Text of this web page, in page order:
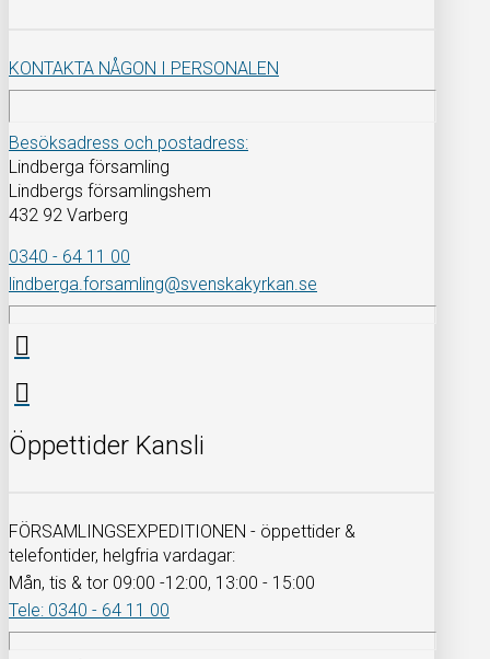
KONTAKTA NÅGON I PERSONALEN
Besöksadress och postadress:
Lindberga församling
Lindbergs församlingshem
432 92 Varberg
0340 - 64 11 00
lindberga.forsamling@svenskakyrkan.se
Öppettider Kansli
FÖRSAMLINGSEXPEDITIONEN - öppettider &
telefontider, helgfria vardagar:
Mån, tis & tor 09:00 -12:00, 13:00 - 15:00
Tele: 0340 - 64 11 00